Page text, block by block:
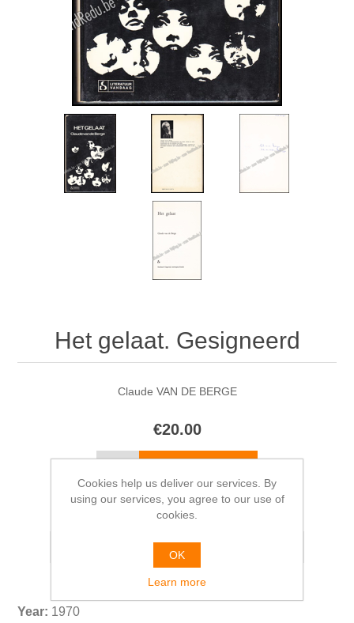
Het gelaat. Gesigneerd
Claude VAN DE BERGE
€20.00
Please select the address you want to ship from
Year: 1970
Cookies help us deliver our services. By
using our services, you agree to our use of
cookies.
OK
Learn more